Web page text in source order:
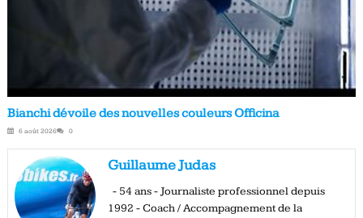
Bianchi dévoile des nouvelles couleurs Officina
6 août 2026 0
Guillaume Judas
- 54 ans - Journaliste professionnel depuis
1992 - Coach / Accompagnement de la